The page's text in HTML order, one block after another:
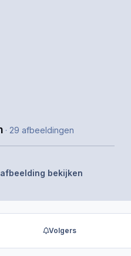
· 29 afbeeldingen
bekijken
Volgers